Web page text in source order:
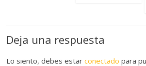
Deja una respuesta
Lo siento, debes estarconectado para